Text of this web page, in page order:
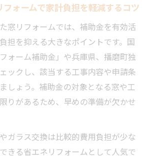
える省エネリフォームの具体的
ムがもたらす快適性と省エネ効
フォームで理想の住まいを手に入
ームと省エネ対策の組み合わせア
ォームで家計負担を軽減するコツ
窓リフォームでは、補助金を有効活
担を抑える大きなポイントです。国
ォーム補助金」や兵庫県、播磨町独
ックし、該当する工事内容や申請条
しょう。補助金の対象となる窓や工
りがあるため、早めの準備が欠かせ
ガラス交換は比較的費用負担が少な
きる省エネリフォームとして人気で